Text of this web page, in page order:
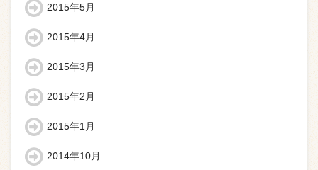
2015年5月
2015年4月
2015年3月
2015年2月
2015年1月
2014年10月